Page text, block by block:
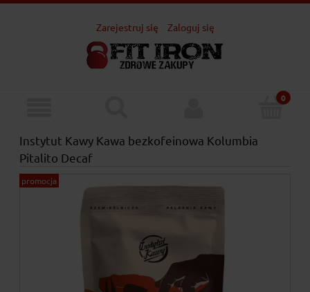
Zarejestruj się Zaloguj się
Instytut Kawy Kawa bezkofeinowa Kolumbia
Pitalito Decaf
promocja